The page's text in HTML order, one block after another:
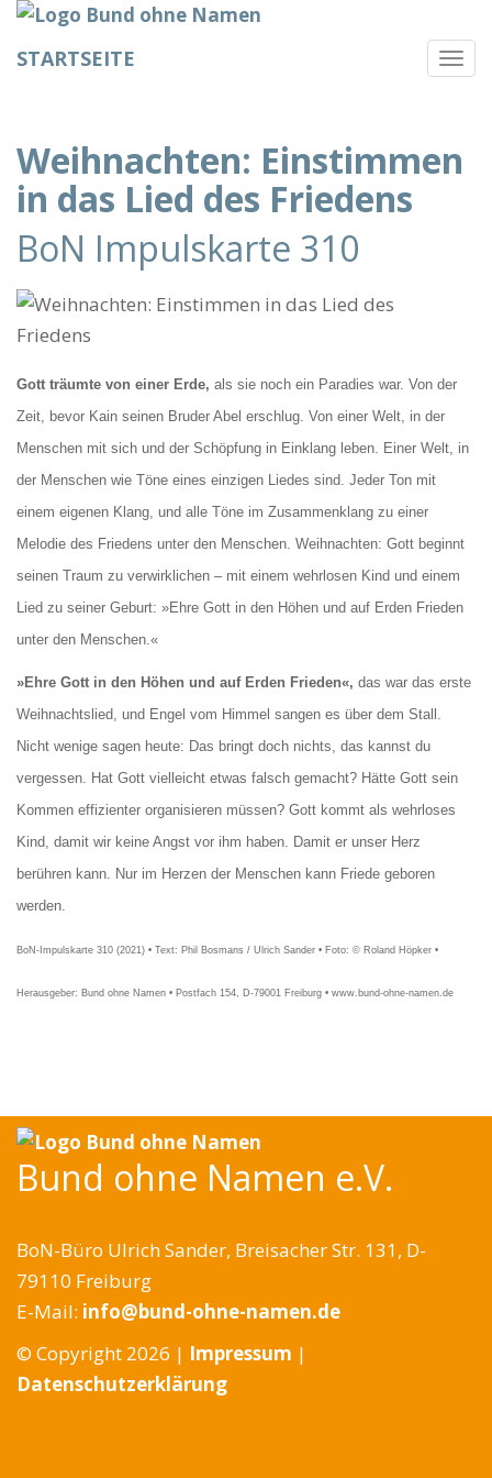
STARTSEITE
Weihnachten: Einstimmen
in das Lied des Friedens
BoN Impulskarte 310
Gott träumte von einer Erde, als sie noch ein Paradies war. Von der
Zeit, bevor Kain seinen Bruder Abel erschlug. Von einer Welt, in der
Menschen mit sich und der Schöpfung in Einklang leben. Einer Welt, in
der Menschen wie Töne eines einzigen Liedes sind. Jeder Ton mit
einem eigenen Klang, und alle Töne im Zusammenklang zu einer
Melodie des Friedens unter den Menschen. Weihnachten: Gott beginnt
seinen Traum zu verwirklichen – mit einem wehrlosen Kind und einem
Lied zu seiner Geburt: »Ehre Gott in den Höhen und auf Erden Frieden
unter den Menschen.«
»Ehre Gott in den Höhen und auf Erden Frieden«, das war das erste
Weihnachtslied, und Engel vom Himmel sangen es über dem Stall.
Nicht wenige sagen heute: Das bringt doch nichts, das kannst du
vergessen. Hat Gott vielleicht etwas falsch gemacht? Hätte Gott sein
Kommen effizienter organisieren müssen? Gott kommt als wehrloses
Kind, damit wir keine Angst vor ihm haben. Damit er unser Herz
berühren kann. Nur im Herzen der Menschen kann Friede geboren
werden.
BoN-Impulskarte 310 (2021) • Text: Phil Bosmans / Ulrich Sander • Foto: © Roland Höpker •
Herausgeber: Bund ohne Namen • Postfach 154, D-79001 Freiburg • www.bund-ohne-namen.de
Bund ohne Namen e.V.
BoN-Büro Ulrich Sander, Breisacher Str. 131, D-
79110 Freiburg
E-Mail: info@bund-ohne-namen.de
© Copyright 2026 | Impressum |
Datenschutzerklärung